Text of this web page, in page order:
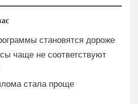
становятся дороже
чаще не соответствуют
стала проще